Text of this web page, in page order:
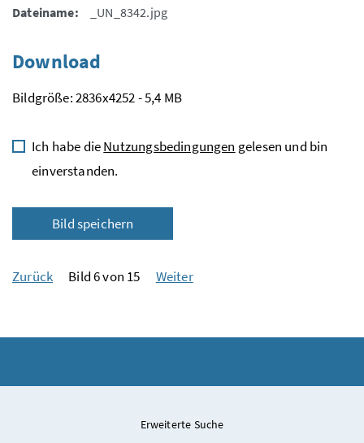
Dateiname:
_UN_8342.jpg
Download
Bildgröße: 2836x4252 - 5,4 MB
Ich habe dieNutzungsbedingungen gelesen und bin
einverstanden.
Bild speichern
Zurück Bild 6 von 15 Weiter
Erweiterte Suche